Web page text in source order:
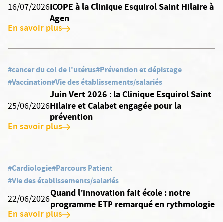
16/07/2026ICOPE à la Clinique Esquirol Saint Hilaire à
Agen
En savoir plus
#cancer du col de l'utérus#Prévention et dépistage
#Vaccination#Vie des établissements/salariés
25/06/2026
Juin Vert 2026 : la Clinique Esquirol Saint
Hilaire et Calabet engagée pour la
prévention
En savoir plus
#Cardiologie#Parcours Patient
#Vie des établissements/salariés
22/06/2026
Quand l’innovation fait école : notre
programme ETP remarqué en rythmologie
En savoir plus